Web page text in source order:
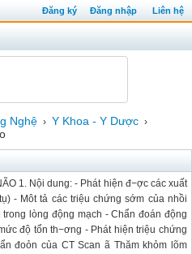
Đăng ký Đăng nhập Liên hệ
Nghệ › Y Khoa - Y Dược ›
1. Nội dung: - Phát hiện đ−ợc các xuất
- Môt tả các triệu chứng sớm của nhồi
lòng động mạch - Chẩn đoán động
độ tổn th−ơng - Phát hiện triệu chứng
đoỏn của CT Scan ã Thăm khỏm lõm